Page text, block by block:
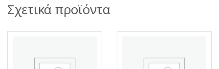
Σχετικά προϊόντα